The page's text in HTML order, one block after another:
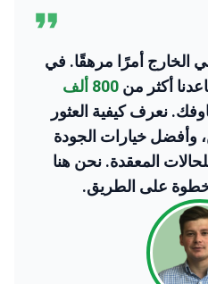
الخارج أمرًا مرهقًا. في
800 ألف
نعرف كيفية العثور
وأفضل خيارات الجودة
المعقدة. نحن هنا
على الطريق.